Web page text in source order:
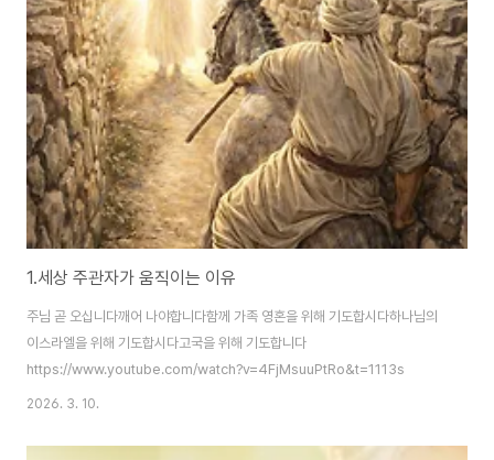
https://www.youtube.com/watch?v=yltxFI1pG-0
1.세상 주관자가 움직이는 이유
주님 곧 오십니다깨어 나야합니다함께 가족 영혼을 위해 기도합시다하나님의
이스라엘을 위해 기도합시다고국을 위해 기도합니다
https://www.youtube.com/watch?v=4FjMsuuPtRo&t=1113s
2026. 3. 10.